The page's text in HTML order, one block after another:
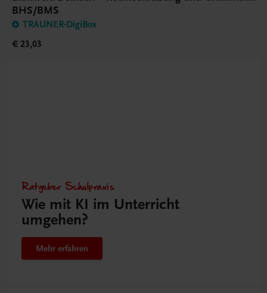
BHS/BMS
TRAUNER-DigiBox
€ 23,03
Ratgeber Schulpraxis
Wie mit KI im Unterricht
umgehen?
Mehr erfahren